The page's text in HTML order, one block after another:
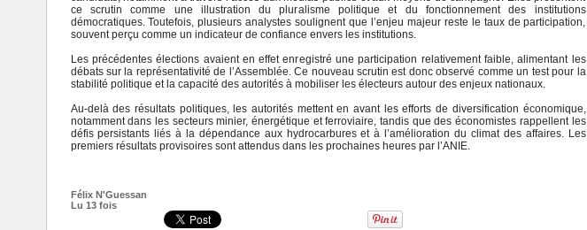
ce scrutin comme une illustration du pluralisme politique et du fonctionnement des institutions
démocratiques. Toutefois, plusieurs analystes soulignent que l’enjeu majeur reste le taux de participation,
souvent perçu comme un indicateur de confiance envers les institutions.
Les précédentes élections avaient en effet enregistré une participation relativement faible, alimentant les
débats sur la représentativité de l’Assemblée. Ce nouveau scrutin est donc observé comme un test pour la
stabilité politique et la capacité des autorités à mobiliser les électeurs autour des enjeux nationaux.
Au-delà des résultats politiques, les autorités mettent en avant les efforts de diversification économique,
notamment dans les secteurs minier, énergétique et ferroviaire, tandis que des économistes rappellent les
défis persistants liés à la dépendance aux hydrocarbures et à l’amélioration du climat des affaires. Les
premiers résultats provisoires sont attendus dans les prochaines heures par l’ANIE.
Félix N'Guessan
Lu 13 fois